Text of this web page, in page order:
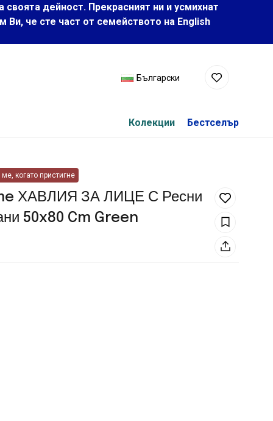
дейност. Прекрасният ни и усмихнат
че сте част от семейството на Еnglish
Български
Колекции Бестселър
когато пристигне
ХАВЛИЯ ЗА ЛИЦЕ С Ресни
50x80 Cm Green